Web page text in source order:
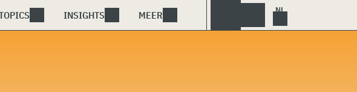
INSIGHTS MEER